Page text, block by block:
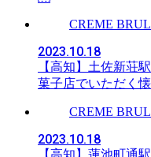
CREME
2023.10.18
【高知】土佐新荘
菓子店でいただく
CREME
2023.10.18
【高知】蓮池町通